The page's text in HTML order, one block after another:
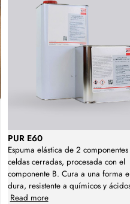
PUR E60
Espuma elástica de 2 componentes
celdas cerradas, procesada con el
componente B. Cura a una forma
dura, resistente a químicos y
Read more